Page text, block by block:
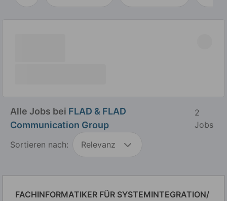
Alle Jobs bei FLAD & FLAD
Communication Group
2
Jobs
Sortieren nach:
Relevanz
FACHINFORMATIKER FÜR SYSTEMINTEGRATION/